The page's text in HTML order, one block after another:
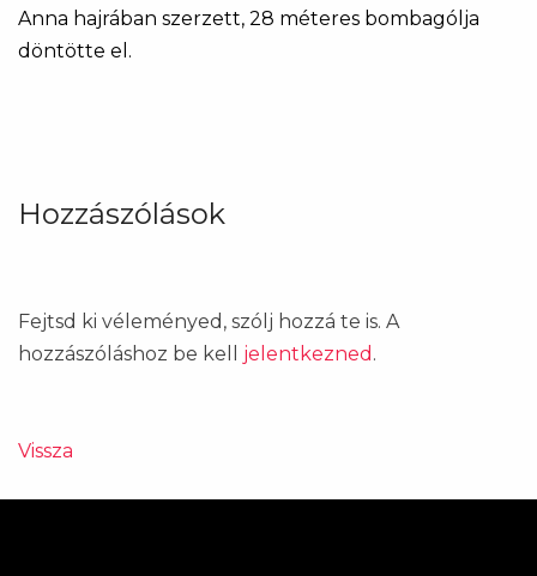
Anna hajrában szerzett, 28 méteres bombagólja
döntötte el.
Hozzászólások
Fejtsd ki véleményed, szólj hozzá te is. A
hozzászóláshoz be kell jelentkezned .
Vissza